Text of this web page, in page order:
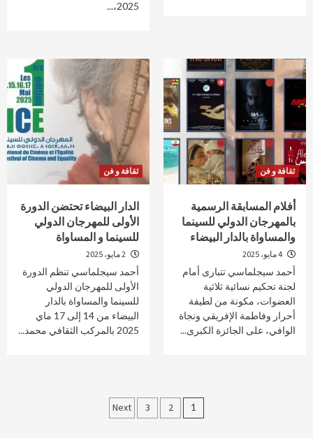
2025،...
ثقافة و فن
أفلام المسابقة الرسمية
بالمهرجان الدولي للسينما
والمساواة بالدار البيضاء
أحمد سيجلماسي تتبارى أمام
لجنة تحكيم نسائية ثلاثية
العضوات، مكونة من لطيفة
أحرار وفاطمة الإفريقي ونجاة
الوافي، على الجائزة الكبرى...
ثقافة و فن
الدار البيضاء تحتضن الدورة
الأولى للمهرجان الدولي
للسينما و المساواة
أحمد سيجلماسي تنظم الدورة
الأولى للمهرجان الدولي
للسينما والمساواة بالدار
البيضاء من 14 إلى 17 ماي
2025 بالمركب الثقافي محمد...
Posts
1
2
3
Next